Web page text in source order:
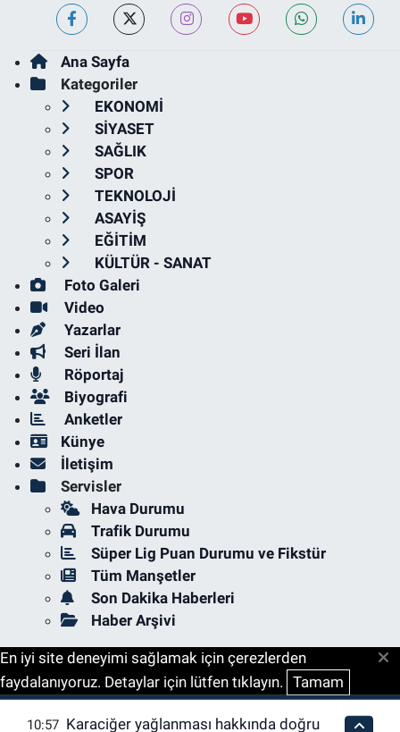
Ana Sayfa
Kategoriler
EKONOMİ
SİYASET
SAĞLIK
SPOR
TEKNOLOJİ
ASAYİŞ
EĞİTİM
KÜLTÜR - SANAT
Foto Galeri
Video
Yazarlar
Seri İlan
Röportaj
Biyografi
Anketler
Künye
İletişim
Servisler
Hava Durumu
Trafik Durumu
Süper Lig Puan Durumu ve Fikstür
Tüm Manşetler
Son Dakika Haberleri
Haber Arşivi
En iyi site deneyimi sağlamak için çerezlerden
faydalanıyoruz. Detaylar için lütfen tıklayın. Tamam
10:57 Karaciğer yağlanması hakkında doğru